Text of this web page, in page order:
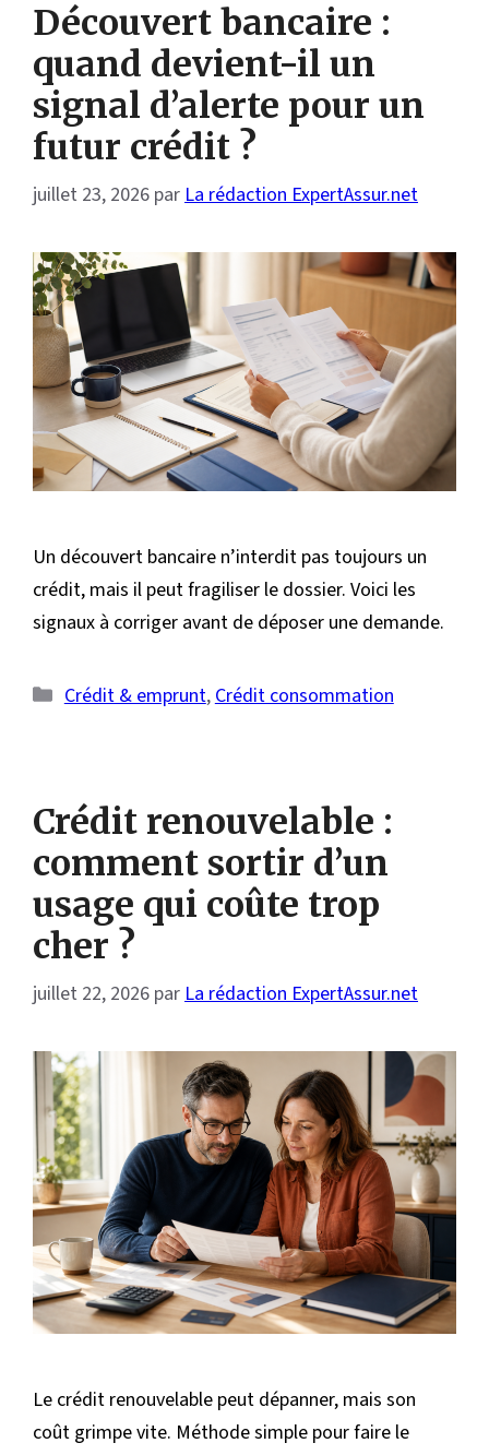
Découvert bancaire :
quand devient-il un
signal d’alerte pour un
futur crédit ?
juillet 23, 2026 parLa rédaction ExpertAssur.net
Un découvert bancaire n’interdit pas toujours un
crédit, mais il peut fragiliser le dossier. Voici les
signaux à corriger avant de déposer une demande.
Catégories
Crédit & emprunt, Crédit consommation
Crédit renouvelable :
comment sortir d’un
usage qui coûte trop
cher ?
juillet 22, 2026 par La rédaction ExpertAssur.net
Le crédit renouvelable peut dépanner, mais son
coût grimpe vite. Méthode simple pour faire le